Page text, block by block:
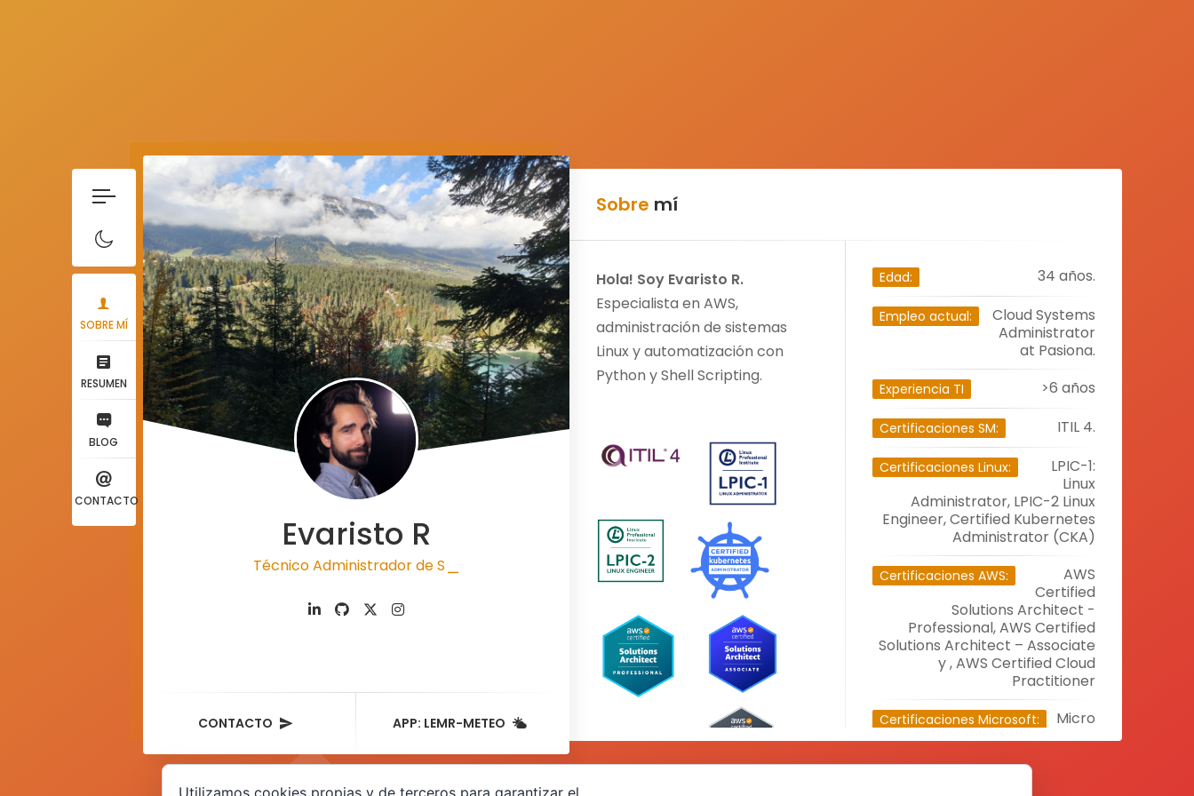
SOBRE MÍ
RESUMEN
BLOG
CONTACTO
Evaristo R
Técnico Adminis
CONTACTO APP: LEMR-METEO
Sobre mí
Hola! Soy Evaristo R.
Especialista en AWS,
administración de sistemas
Linux y automatización con
Python y Shell Scripting.
Edad: 34 años.
Empleo actual:
Cloud Systems
Administrator
at Pasiona.
Experiencia TI >6 años
Certificaciones SM: ITIL 4.
Certificaciones Linux:
LPIC-1:
Linux
Administrator, LPIC-2 Linux
Engineer, Certified Kubernetes
Administrator (CKA)
Certificaciones AWS:
AWS
Certified
Solutions Architect -
Professional, AWS Certified
Solutions Architect – Associate
y , AWS Certified Cloud
Practitioner
Certificaciones Microsoft:
Micro
soft
Associate AZ-104, Microsoft
Utilizamos cookies propias y de terceros para garantizar el